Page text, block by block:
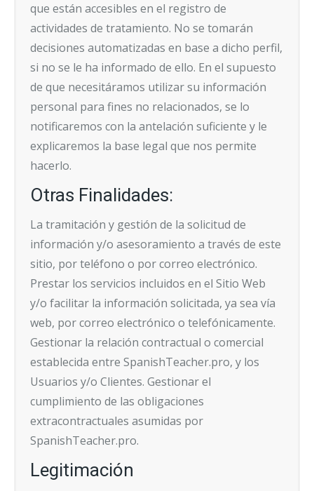
que están accesibles en el registro de
actividades de tratamiento. No se tomarán
decisiones automatizadas en base a dicho perfil,
si no se le ha informado de ello. En el supuesto
de que necesitáramos utilizar su información
personal para fines no relacionados, se lo
notificaremos con la antelación suficiente y le
explicaremos la base legal que nos permite
hacerlo.
Otras Finalidades:
La tramitación y gestión de la solicitud de
información y/o asesoramiento a través de este
sitio, por teléfono o por correo electrónico.
Prestar los servicios incluidos en el Sitio Web
y/o facilitar la información solicitada, ya sea vía
web, por correo electrónico o telefónicamente.
Gestionar la relación contractual o comercial
establecida entre SpanishTeacher.pro, y los
Usuarios y/o Clientes. Gestionar el
cumplimiento de las obligaciones
extracontractuales asumidas por
SpanishTeacher.pro.
Legitimación